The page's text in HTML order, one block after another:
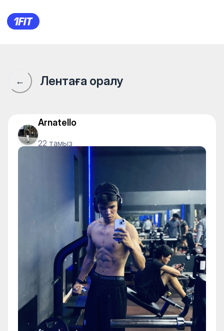
Fitness Point (Buy Park) —
← Лентаға оралу
Arnatello
22 тамыз